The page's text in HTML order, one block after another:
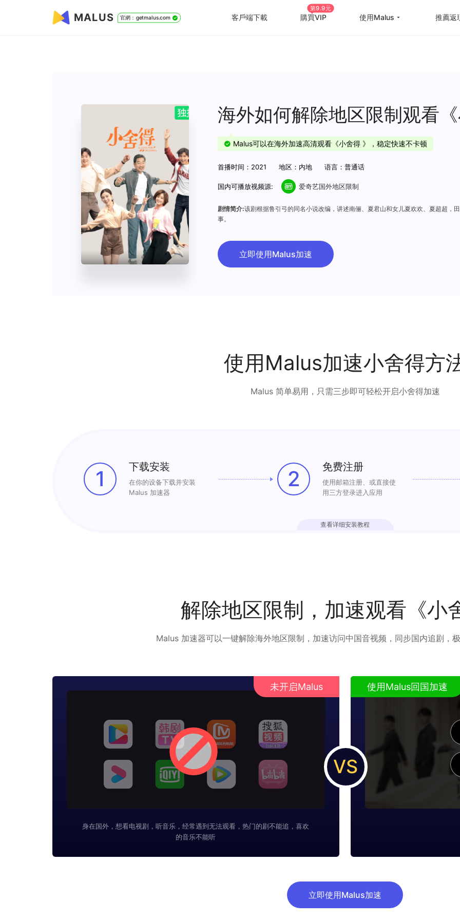
MALUS 官網：getmalus.com 客戶端下載 購買VIP
第9.9元
使用Malus
高级定制
使用帮助
海
推薦返
海外如何解除地区限制观看
Malus可以在海外加速高清观看《小舍得 》，稳定快速不卡顿
首播时间：2021 地区：内地 语言：普通话
国内可播放视频源: 爱奇艺国外地区限制
剧情简介:该剧根据鲁引弓的同名小说改编，讲述南俪、夏君山和女儿夏欢欢、夏超超，
事。
立即使用Malus加速
使用Malus加速小舍得方
Malus 简单易用，只需三步即可轻松开启小舍得加速
1 下载安装
在你的设备下载并安装
Malus 加速器
2 免费注册
使用邮箱注册、或直接使
用三方登录进入应用
查看详细安装教程
解除地区限制，加速观看《小
Malus 加速器可以一键解除海外地区限制，加速访问中国音视频，同步国内追剧，
未开启Malus
身在国外，想看电视剧，听音乐，经常遇到无法观看，热门的剧不能追，喜欢
的音乐不能听
VS
使用Malus回国加速
立即使用Malus加速